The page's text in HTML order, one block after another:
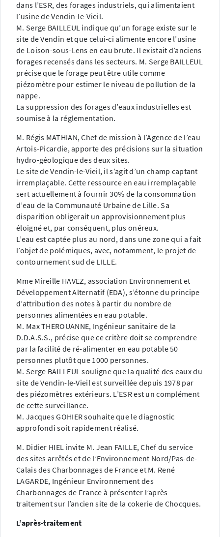
dans l’ESR, des forages industriels, qui alimentaient
l’usine de Vendin-le-Vieil.
M. Serge BAILLEUL indique qu’un forage existe sur le
site de Vendin et que celui-ci alimente encore l’usine
de Loison-sous-Lens en eau brute. Il existait d’anciens
forages recensés dans les secteurs. M. Serge BAILLEUL
précise que le forage peut être utile comme
piézomètre pour estimer le niveau de pollution de la
nappe.
La suppression des forages d’eaux industrielles est
soumise à la réglementation.
M. Régis MATHIAN, Chef de mission à l’Agence de l’eau
Artois-Picardie, apporte des précisions sur la situation
hydro-géologique des deux sites.
Le site de Vendin-le-Vieil, il s’agit d’un champ captant
irremplaçable. Cette ressource en eau irremplaçable
sert actuellement à fournir 30% de la consommation
d’eau de la Communauté Urbaine de Lille. Sa
disparition obligerait un approvisionnement plus
éloigné et, par conséquent, plus onéreux.
L’eau est captée plus au nord, dans une zone qui a fait
l’objet de polémiques, avec, notamment, le projet de
contournement sud de LILLE.
Mme Mireille HAVEZ, association Environnement et
Développement Alternatif (EDA), s’étonne du principe
d’attribution des notes à partir du nombre de
personnes alimentées en eau potable.
M. Max THEROUANNE, Ingénieur sanitaire de la
D.D.A.S.S., précise que ce critère doit se comprendre
par la facilité de ré-alimenter en eau potable 50
personnes plutôt que 1000 personnes.
M. Serge BAILLEUL souligne que la qualité des eaux du
site de Vendin-le-Vieil est surveillée depuis 1978 par
des piézomètres extérieurs. L’ESR est un complément
de cette surveillance.
M. Jacques GOHIER souhaite que le diagnostic
approfondi soit rapidement réalisé.
M. Didier HIEL invite M. Jean FAILLE, Chef du service
des sites arrêtés et de l’Environnement Nord/Pas-de-
Calais des Charbonnages de France et M. René
LAGARDE, Ingénieur Environnement des
Charbonnages de France à présenter l’après
traitement sur l’ancien site de la cokerie de Chocques.
L’après-traitement